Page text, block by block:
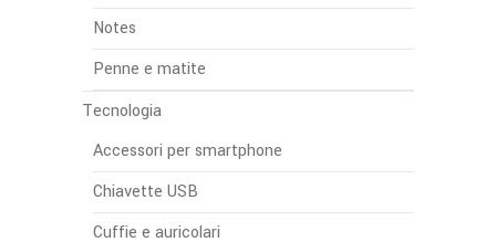
Notes
Penne e matite
Tecnologia
Accessori per smartphone
Chiavette USB
Cuffie e auricolari